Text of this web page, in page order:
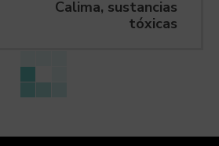
Calima, sustancias
tóxicas